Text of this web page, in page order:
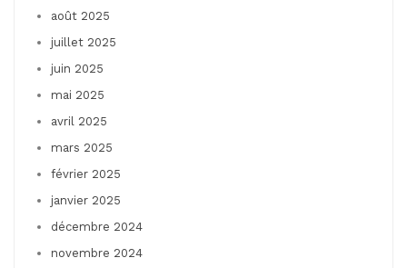
août 2025
juillet 2025
juin 2025
mai 2025
avril 2025
mars 2025
février 2025
janvier 2025
décembre 2024
novembre 2024